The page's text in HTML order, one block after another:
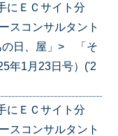
にＥＣサイト分
スコンサルタント
日、屋」> 「そ
年1月23日号）('2
にＥＣサイト分
スコンサルタント